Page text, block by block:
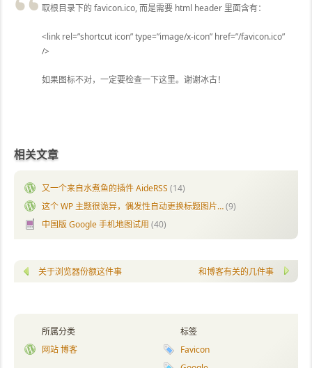
取根目录下的 favicon.ico, 而是需要 html header 里面含有：
<link rel=”shortcut icon” type=”image/x-icon” href=”/favicon.ico”
/>
如果图标不对，一定要检查一下这里。谢谢冰古！
相关文章
又一个来自水煮鱼的插件 AideRSS (14)
这个 WP 主题很诡异，偶发性自动更换标题图片…(9)
中国版 Google 手机地图试用 (40)
关于浏览器份额这件事 和博客有关的几件事
标签
Favicon
所属分类
网站 博客